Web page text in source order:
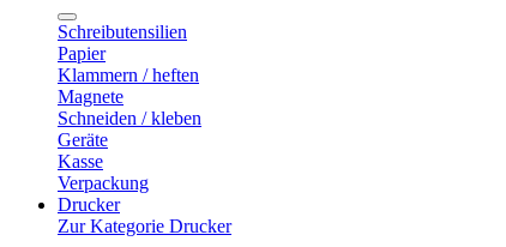
Schreibutensilien
Papier
Klammern / heften
Magnete
Schneiden / kleben
Geräte
Kasse
Verpackung
Drucker
Zur Kategorie Drucker